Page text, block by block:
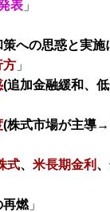
表 」
への思惑と実施
方 」
(追加金融緩和、
(株式市場が主導
式、 米長期金利
再燃」